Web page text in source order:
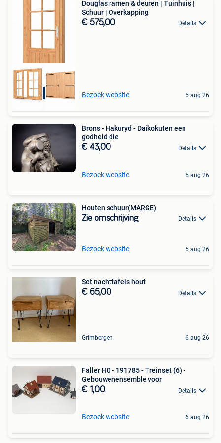
Douglas ramen & deuren | Tuinhuis |
Schuur | Overkapping
€ 575,00 Details
Bezoek website 5 aug 26
Brons - Hakuryd - Daikokuten een
godheid die
€ 43,00 Details
Bezoek website 5 aug 26
Houten schuur(MARGE)
Zie omschrijving Details
Bezoek website 5 aug 26
Set nachttafels hout
€ 65,00 Details
Grimbergen 6 aug 26
Faller H0 - 191785 - Treinset (6) -
Gebouwenensemble voor
€ 1,00 Details
Bezoek website 6 aug 26